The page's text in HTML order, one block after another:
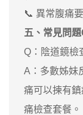
📞 異常腹痛
五、常見問
Q：陰道鏡檢
A：多數姊妹
痛可以揀有
痛檢查套餐。